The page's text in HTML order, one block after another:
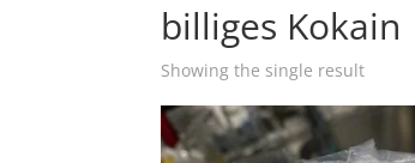
billiges Kokain
Showing the single result